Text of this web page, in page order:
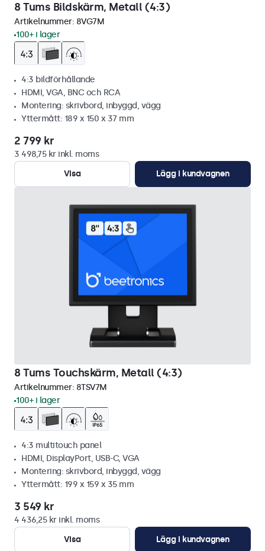
8 Tums Bildskärm, Metall (4:3)
Artikelnummer: 8VG7M
100+ i lager
4:3 bildförhållande
HDMI, VGA, BNC och RCA
Montering: skrivbord, inbyggd, vägg
Yttermått: 189 x 150 x 37 mm
2 799 kr
3 498,75 kr inkl. moms
Visa
Lägg i kundvagnen
8 Tums Touchskärm, Metall (4:3)
Artikelnummer: 8TSV7M
100+ i lager
4:3 multitouch panel
HDMI, DisplayPort, USB-C, VGA
Montering: skrivbord, inbyggd, vägg
Yttermått: 199 x 159 x 35 mm
3 549 kr
4 436,25 kr inkl. moms
Visa
Lägg i kundvagnen